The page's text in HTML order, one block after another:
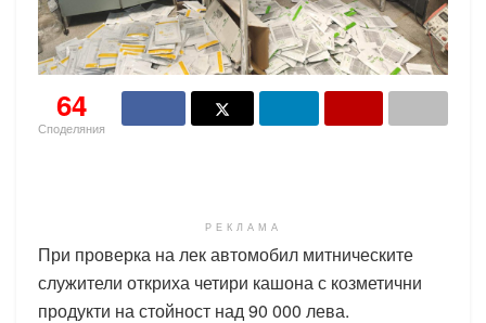
64
Споделяния
РЕКЛАМА
При проверка на лек автомобил митническите
служители откриха четири кашона с козметични
продукти на стойност над 90 000 лева.